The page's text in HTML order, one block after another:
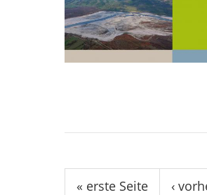
Seiten
« erste Seite ‹